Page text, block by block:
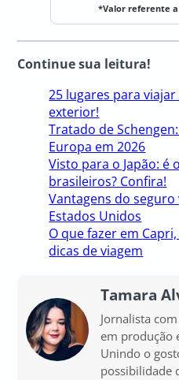
*Valor referente a
Continue sua leitura!
25 lugares para
exterior!
Tratado de
Europa em 2026
Visto para o Japão: é
brasileiros? Confira!
Vantagens do
Estados Unidos
O que fazer em
dicas de viagem
Tamara
Jornalista
em produção
Unindo o
possibilidade